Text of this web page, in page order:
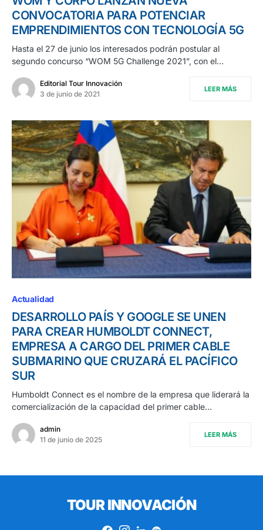
CONVOCATORIA PARA POTENCIAR
EMPRENDIMIENTOS CON TECNOLOGÍA 5G
Hasta el 27 de junio los interesados podrán postular al
segundo concurso “WOM 5G Challenge 2021”, con el…
Editorial Tour Innovación
3 de junio de 2021
LEER MÁS
Actualidad
DESARROLLO PAÍS Y GOOGLE SE UNEN
PARA CREAR HUMBOLDT CONNECT,
EMPRESA A CARGO DEL PRIMER CABLE
SUBMARINO QUE CRUZARÁ EL PACÍFICO
SUR
Humboldt Connect es el nombre de la empresa que liderará la
comercialización de la capacidad del primer cable…
admin
11 de junio de 2025
LEER MÁS
TOUR INNOVACIÓN